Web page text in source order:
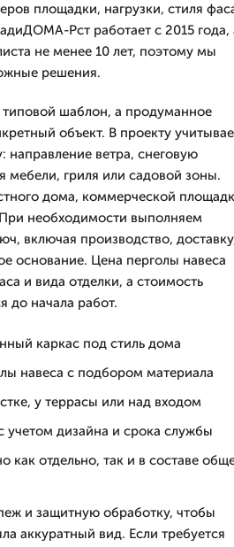
площадки, нагрузки, стиля
Рст работает с 2015 года,
не менее 10 лет, поэтому мы
решения.
шаблон, а продуманное
объект. В проекту
направление ветра, снеговую
мебели, гриля или садовой зоны.
дома, коммерческой
необходимости выполняем
включая производство,
основание. Цена перголы навеса
и вида отделки, а стоимость
до начала работ.
каркас под стиль дома
навеса с подбором материала
у террасы или над входом
учетом дизайна и срока службы
как отдельно, так и в составе
и защитную обработку, чтобы
аккуратный вид. Если требуется